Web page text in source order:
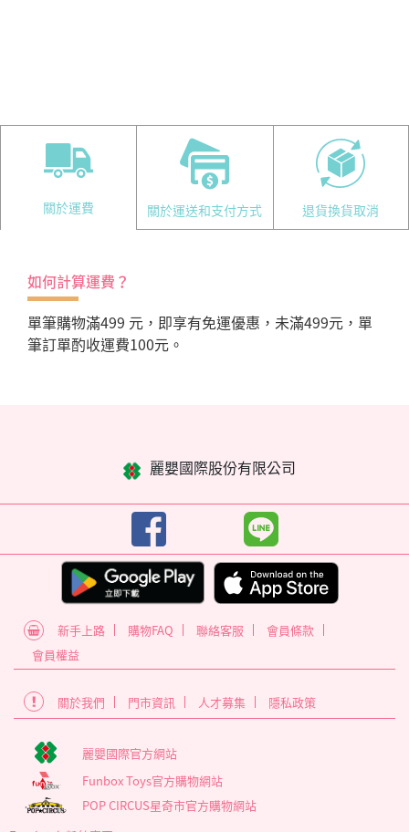
關於運費 關於運送和支付方式 退貨換貨取消
如何計算運費？
單筆購物滿499 元，即享有免運優惠，未滿499元，單
筆訂單酌收運費100元。
麗嬰國際股份有限公司
新手上路 購物FAQ 聯絡客服
會員條款
會員權益
關於我們 門市資訊 人才募集 隱私政策
麗嬰國際官方網站
Funbox Toys官方購物網站
POP CIRCUS星奇市官方購物網站